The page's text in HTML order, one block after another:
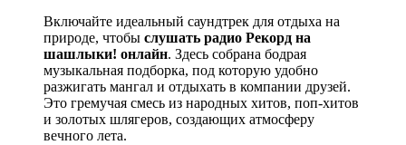
Включайте идеальный саундтрек для отдыха на
природе, чтобы слушать радио Рекорд на
шашлыки! онлайн. Здесь собрана бодрая
музыкальная подборка, под которую удобно
разжигать мангал и отдыхать в компании друзей.
Это гремучая смесь из народных хитов, поп-хитов
и золотых шлягеров, создающих атмосферу
вечного лета.